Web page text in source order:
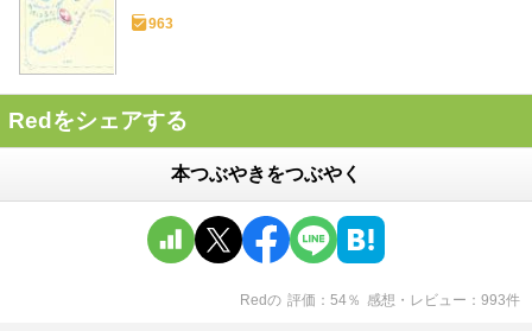
963
Redをシェアする
本つぶやきをつぶやく
Redの 評価 54％ 感想・レビュー 993件